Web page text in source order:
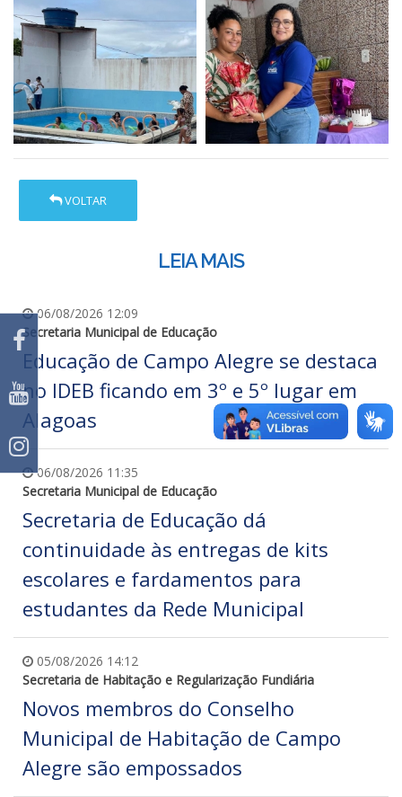
VOLTAR
LEIA MAIS
06/08/2026 12:09
Secretaria Municipal de Educação
Educação de Campo Alegre se destaca
no IDEB ficando em 3º e 5º lugar em
Alagoas
06/08/2026 11:35
Secretaria Municipal de Educação
Secretaria de Educação dá
continuidade às entregas de kits
escolares e fardamentos para
estudantes da Rede Municipal
05/08/2026 14:12
Secretaria de Habitação e Regularização Fundiária
Novos membros do Conselho
Municipal de Habitação de Campo
Alegre são empossados